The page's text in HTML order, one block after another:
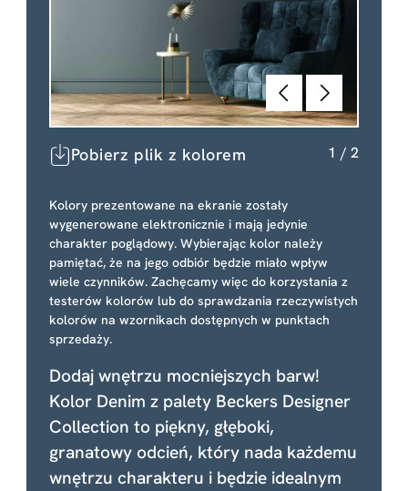
Poprzednie
Dalej
Pobierz plik z kolorem 1 / 2
Kolory prezentowane na ekranie zostały
wygenerowane elektronicznie i mają jedynie
charakter poglądowy. Wybierając kolor należy
pamiętać, że na jego odbiór będzie miało wpływ
wiele czynników. Zachęcamy więc do korzystania z
testerów kolorów lub do sprawdzania rzeczywistych
kolorów na wzornikach dostępnych w punktach
sprzedaży.
Dodaj wnętrzu mocniejszych barw!
Kolor Denim z palety Beckers Designer
Collection to piękny, głęboki,
granatowy odcień, który nada każdemu
wnętrzu charakteru i będzie idealnym